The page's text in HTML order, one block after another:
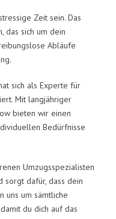
Zeit sein. Das
das sich um dein
Abläufe
sich als Experte für
Mit langjähriger
bieten wir einen
Bedürfnisse
Umzugsspezialisten
sorgt dafür, dass dein
uns um sämtliche
du dich auf das